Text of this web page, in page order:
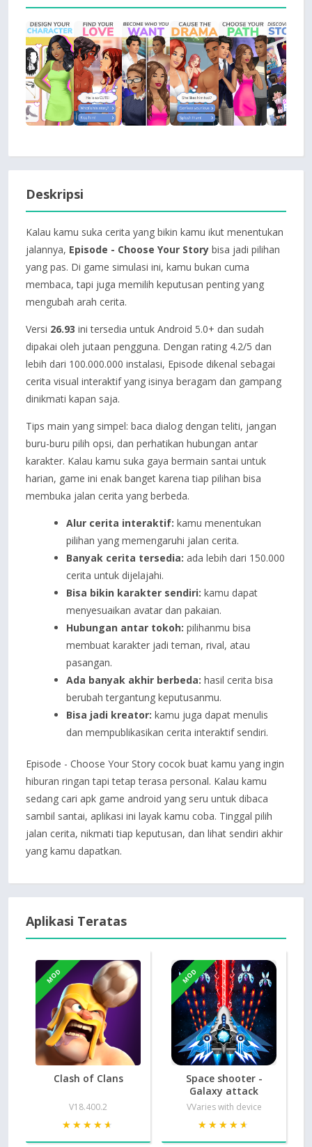
Deskripsi
Kalau kamu suka cerita yang bikin kamu ikut menentukan
jalannya, Episode - Choose Your Story bisa jadi pilihan
yang pas. Di game simulasi ini, kamu bukan cuma
membaca, tapi juga memilih keputusan penting yang
mengubah arah cerita.
Versi 26.93 ini tersedia untuk Android 5.0+ dan sudah
dipakai oleh jutaan pengguna. Dengan rating 4.2/5 dan
lebih dari 100.000.000 instalasi, Episode dikenal sebagai
cerita visual interaktif yang isinya beragam dan gampang
dinikmati kapan saja.
Tips main yang simpel: baca dialog dengan teliti, jangan
buru-buru pilih opsi, dan perhatikan hubungan antar
karakter. Kalau kamu suka gaya bermain santai untuk
harian, game ini enak banget karena tiap pilihan bisa
membuka jalan cerita yang berbeda.
Alur cerita interaktif: kamu menentukan
pilihan yang memengaruhi jalan cerita.
Banyak cerita tersedia: ada lebih dari 150.000
cerita untuk dijelajahi.
Bisa bikin karakter sendiri: kamu dapat
menyesuaikan avatar dan pakaian.
Hubungan antar tokoh: pilihanmu bisa
membuat karakter jadi teman, rival, atau
pasangan.
Ada banyak akhir berbeda: hasil cerita bisa
berubah tergantung keputusanmu.
Bisa jadi kreator: kamu juga dapat menulis
dan mempublikasikan cerita interaktif sendiri.
Episode - Choose Your Story cocok buat kamu yang ingin
hiburan ringan tapi tetap terasa personal. Kalau kamu
sedang cari apk game android yang seru untuk dibaca
sambil santai, aplikasi ini layak kamu coba. Tinggal pilih
jalan cerita, nikmati tiap keputusan, dan lihat sendiri akhir
yang kamu dapatkan.
Aplikasi Teratas
MOD
Clash of Clans
V18.400.2
★★★★★
★★★★★
MOD
Space shooter -
Galaxy attack
VVaries with device
★★★★★
★★★★★